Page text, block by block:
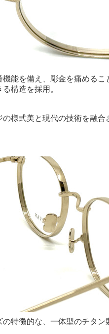
機能を備え、彫金を痛めるこ
構造を採用。
の様式美と現代の技術を融合
の特徴的な、一体型のチタン